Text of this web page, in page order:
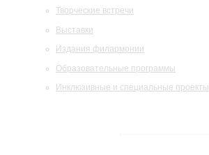
Творческие встречи
Выставки
Издания филармонии
Образовательные программы
Инклюзивные и специальные проекты